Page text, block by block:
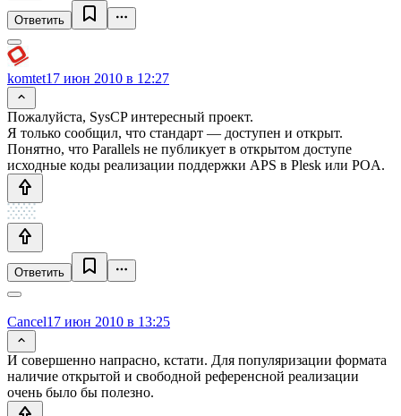
Ответить
komtet17 июн 2010 в 12:27
Пожалуйста, SysCP интересный проект.
Я только сообщил, что стандарт — доступен и открыт.
Понятно, что Parallels не публикует в открытом доступе
исходные коды реализации поддержки APS в Plesk или POA.
Ответить
Cancel17 июн 2010 в 13:25
И совершенно напрасно, кстати. Для популяризации формата
наличие открытой и свободной референсной реализации
очень было бы полезно.